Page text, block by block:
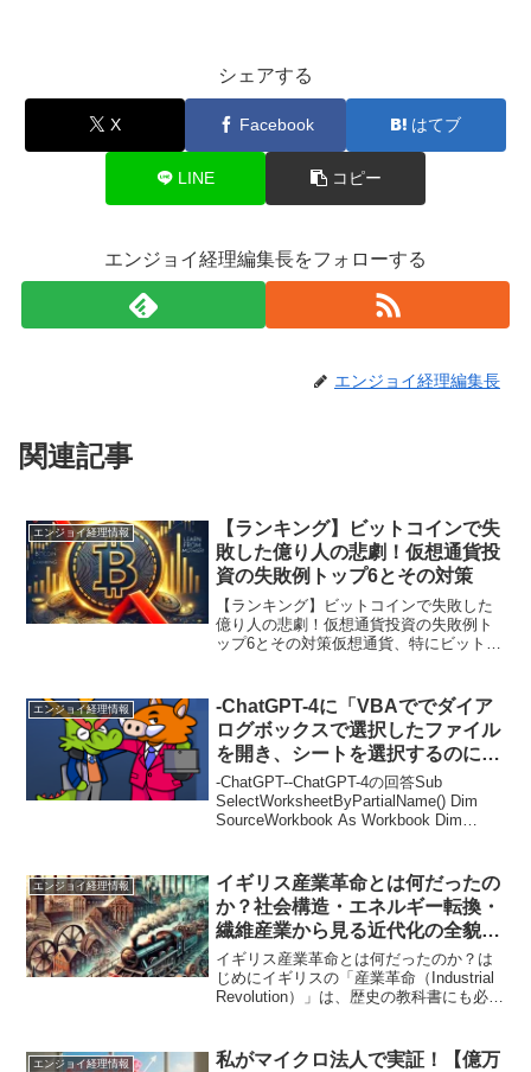
シェアする
X Facebook はてブ
LINE コピー
エンジョイ経理編集長をフォローする
エンジョイ経理編集長
関連記事
エンジョイ経理情報
【ランキング】ビットコインで失
敗した億り人の悲劇！仮想通貨投
資の失敗例トップ6とその対策
【ランキング】ビットコインで失敗した
億り人の悲劇！仮想通貨投資の失敗例ト
ップ6とその対策仮想通貨、特にビットコ
備が不足していると、投資で得た利益が
一瞬で消えることも。本...
エンジョイ経理情報
-ChatGPT-4に「VBAででダイア
ログボックスで選択したファイル
を開き、シートを選択するのにイ
ンプットボックスで入力した名前
が部分一致した場合、そのシート
を設定してください。」と頼んだ
-ChatGPT--ChatGPT-4の回答Sub
SelectWorksheetByPartialName() Dim
SourceWorkbook As Workbook Dim
エンジョイ経理情報
イギリス産業革命とは何だったの
か？社会構造・エネルギー転換・
繊維産業から見る近代化の全貌を
徹底解説
イギリス産業革命とは何だったのか？は
じめにイギリスの「産業革命（Industrial
Revolution）」は、歴史の教科書にも必ず
た同時に生まれた社会問題までを深く...
エンジョイ経理情報
私がマイクロ法人で実証！【億万